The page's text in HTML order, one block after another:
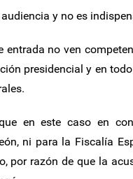
y no es
entrada no ven
presidencial y en
que en este caso en
ni para la Fiscalía
por razón de que la